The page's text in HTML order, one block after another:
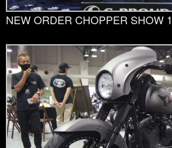
NEW ORDER CHOPPER SHOW